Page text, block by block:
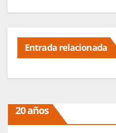
Entrada relacionada
20 años